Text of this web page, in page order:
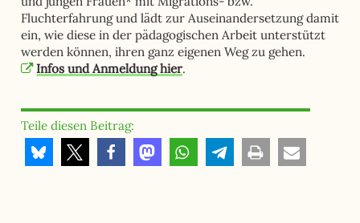
Fluchterfahrung und lädt zur Auseinandersetzung damit
ein, wie diese in der pädagogischen Arbeit unterstützt
werden können, ihren ganz eigenen Weg zu gehen.
Infos und Anmeldung hier.
Teile diesen Beitrag: